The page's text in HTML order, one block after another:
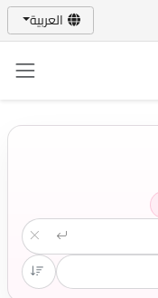
العربية